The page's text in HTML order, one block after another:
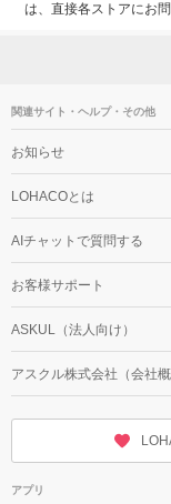
は、直接各ストアにお
関連サイト・ヘルプ・その他
お知らせ
LOHACOとは
AIチャットで質問する
お客様サポート
ASKUL（法人向け）
アスクル株式会社（会社概
アプリ